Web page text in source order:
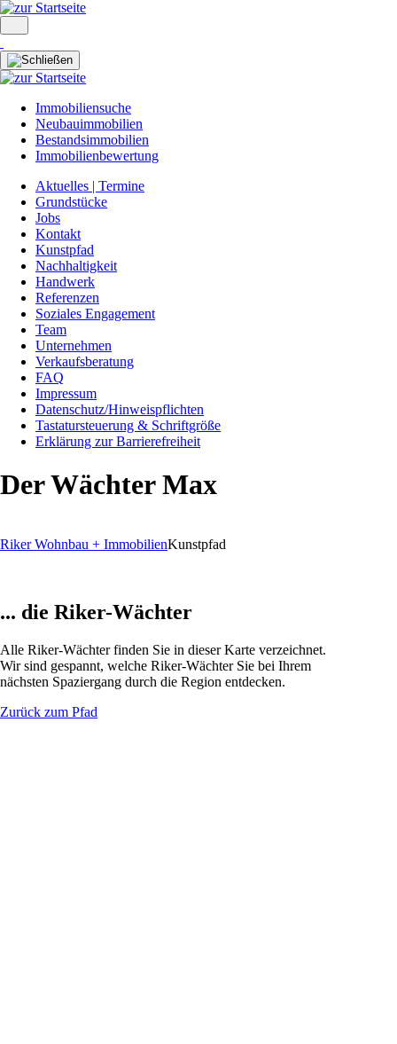
Immobiliensuche
Neubauimmobilien
Bestandsimmobilien
Immobilienbewertung
Aktuelles | Termine
Grundstücke
Jobs
Kontakt
Kunstpfad
Nachhaltigkeit
Handwerk
Referenzen
Soziales Engagement
Team
Unternehmen
Verkaufsberatung
FAQ
Impressum
Datenschutz/Hinweispflichten
Tastatursteuerung & Schriftgröße
Erklärung zur Barrierefreiheit
Der Wächter Max
Riker Wohnbau + ImmobilienKunstpfad
... die Riker-Wächter
Alle Riker-Wächter finden Sie in dieser Karte verzeichnet.
Wir sind gespannt, welche Riker-Wächter Sie bei Ihrem
nächsten Spaziergang durch die Region entdecken.
Zurück zum Pfad